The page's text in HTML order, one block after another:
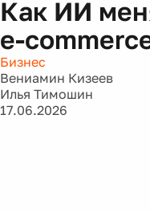
Как ИИ
e-
Бизнес
Вениамин Кизеев
Илья Тимошин
17.06.2026